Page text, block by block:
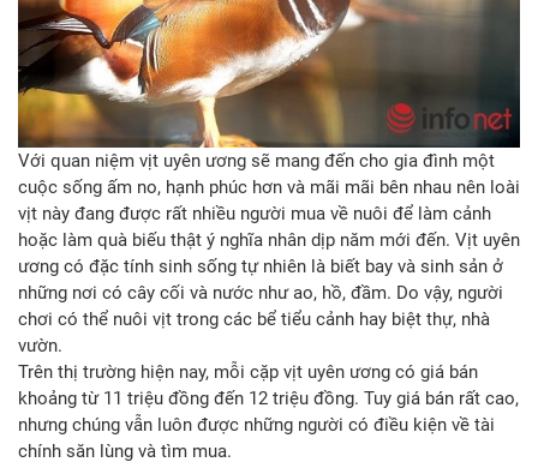
Với quan niệm vịt uyên ương sẽ mang đến cho gia đình một
cuộc sống ấm no, hạnh phúc hơn và mãi mãi bên nhau nên loài
vịt này đang được rất nhiều người mua về nuôi để làm cảnh
hoặc làm quà biếu thật ý nghĩa nhân dịp năm mới đến. Vịt uyên
ương có đặc tính sinh sống tự nhiên là biết bay và sinh sản ở
những nơi có cây cối và nước như ao, hồ, đầm. Do vậy, người
chơi có thể nuôi vịt trong các bể tiểu cảnh hay biệt thự, nhà
vườn.
Trên thị trường hiện nay, mỗi cặp vịt uyên ương có giá bán
khoảng từ 11 triệu đồng đến 12 triệu đồng. Tuy giá bán rất cao,
nhưng chúng vẫn luôn được những người có điều kiện về tài
chính săn lùng và tìm mua.